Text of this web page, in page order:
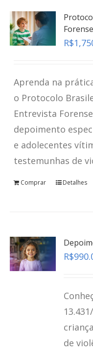
Forense
R$
Aprenda na
o Protocolo
Entrevista
depoimento
e adolecentes
testemunhas de
Comprar Detalhes
R$
de